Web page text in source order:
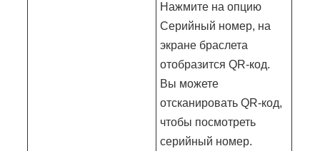
Нажмите на опцию
Серийный номер, на
экране браслета
отобразится QR-код.
Вы можете
отсканировать QR-код,
чтобы посмотреть
серийный номер.